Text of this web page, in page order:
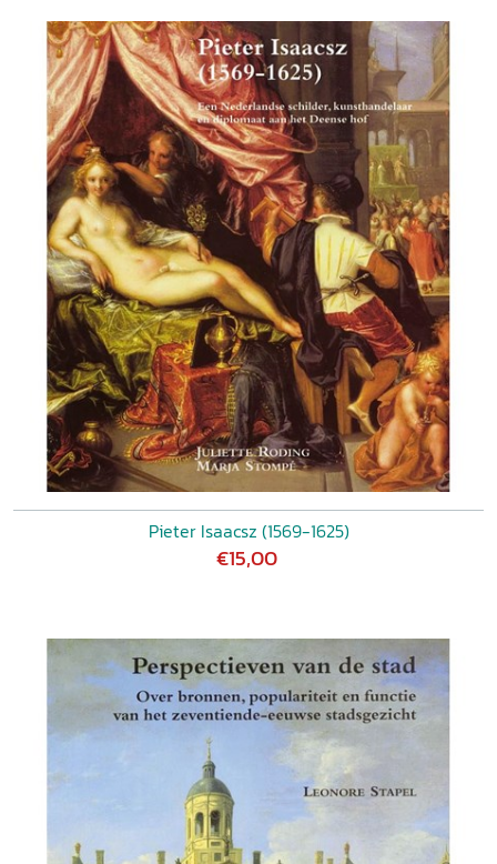
Pieter Isaacsz (1569-1625)
€15,00